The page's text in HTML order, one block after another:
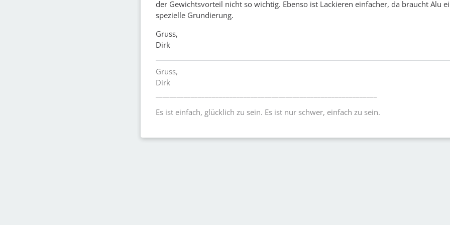
der Gewichtsvorteil nicht so wichtig. Ebenso ist Lackieren einfacher, da braucht Alu
spezielle Grundierung.
Gruss,
Dirk
Gruss,
Dirk
Es ist einfach, glücklich zu sein. Es ist nur schwer, einfach zu sein.